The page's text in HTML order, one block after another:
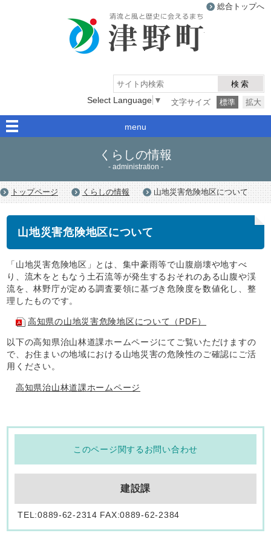
総合トップへ
検索
文字サイズ
標準 拡大
Select Language ▼
menu
くらしの情報
- administration -
トップページ くらしの情報 山地災害危険地区について
山地災害危険地区について
「山地災害危険地区」とは、集中豪雨等で山腹崩壊や地すべ
り、流木をともなう土石流等が発生するおそれのある山腹や渓
流を、林野庁が定める調査要領に基づき危険度を数値化し、整
理したものです。
高知県の山地災害危険地区について（PDF）
以下の高知県治山林道課ホームページにてご覧いただけますの
で、お住まいの地域における山地災害の危険性のご確認にご活
用ください。
高知県治山林道課ホームページ
このページ関するお問い合わせ
建設課
TEL:0889-62-2314 FAX:0889-62-2384